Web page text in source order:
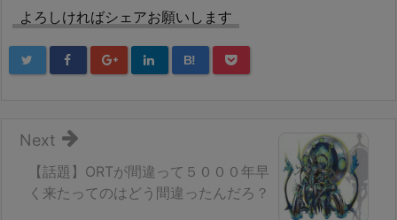
よろしければシェアお願いします
B!
【話題】ORTが間違って５０００年早
く来たってのはどう間違ったんだろ？
Next